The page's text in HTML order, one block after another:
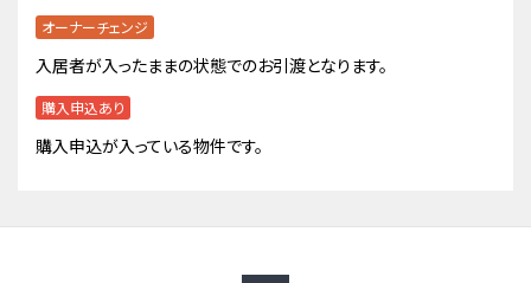
オーナーチェンジ
入居者が入ったままの状態でのお引渡となります。
購入申込あり
購入申込が入っている物件です。